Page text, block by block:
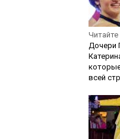
Дочери
всей